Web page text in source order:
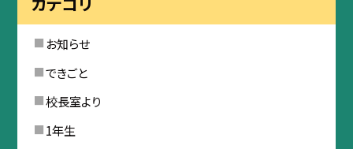
お知らせ
できごと
校長室より
1年生